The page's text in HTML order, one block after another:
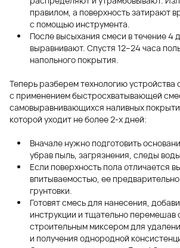
правилом, а поверхность затирают
с помощью инструмента.
После высыхания смеси в течение 4
выравнивают. Спустя 12–24 часа
напольного покрытия.
Теперь разберем технологию устройства
с применением быстросхватывающей
самовыравнивающихся наливных
которой уходит не более2-хдней:
Вначале нужно подготовить
убрав пыль, загрязнения, следы
Если поверхность пола отличается
впитываемостью, ее
грунтовки.
Готовят смесь для нанесения,
инструкции и тщательно перемешав
строительным миксером для
и получения однородной